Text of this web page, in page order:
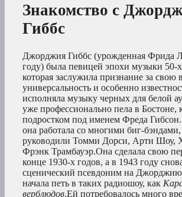
Знакомство с
Гиббс
Джорджия Гиббс (урожденная Фрида
году) была певицей эпохи музыки 50-
которая заслужила признание за свою
универсальность и особенно
исполняла музыку черных для белой
уже профессионально пела в Бостоне,
подростком под именем Фреда
она работала со многими биг-
руководили Томми Дорси, Арти Шоу,
Фрэнк Трамбауэр.Она сделала свою
конце 1930-х годов, а в 1943 году
сценический псевдоним на
начала петь в таких радиошоу, как
верблюдов.Ей потребовалось много